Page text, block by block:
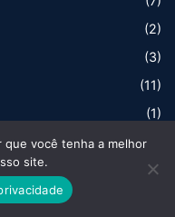
(2)
(3)
(11)
(1)
(4)
(5)
que você tenha a melhor
site.